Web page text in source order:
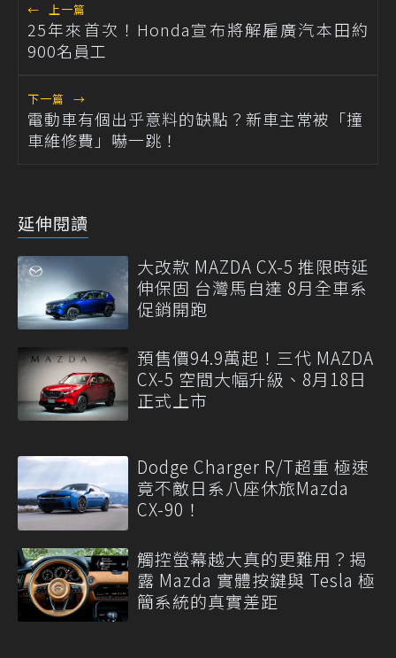
← 上一篇
25年來首次！Honda宣布將解雇廣汽本田約
900名員工
下一篇 →
電動車有個出乎意料的缺點？新車主常被「撞
車維修費」嚇一跳！
延伸閱讀
大改款 MAZDA CX-5 推限時延
伸保固 台灣馬自達 8月全車系
促銷開跑
預售價94.9萬起！三代 MAZDA
CX-5 空間大幅升級、8月18日
正式上市
Dodge Charger R/T超重 極速
竟不敵日系八座休旅Mazda
CX-90！
觸控螢幕越大真的更難用？揭
露 Mazda 實體按鍵與 Tesla 極
簡系統的真實差距